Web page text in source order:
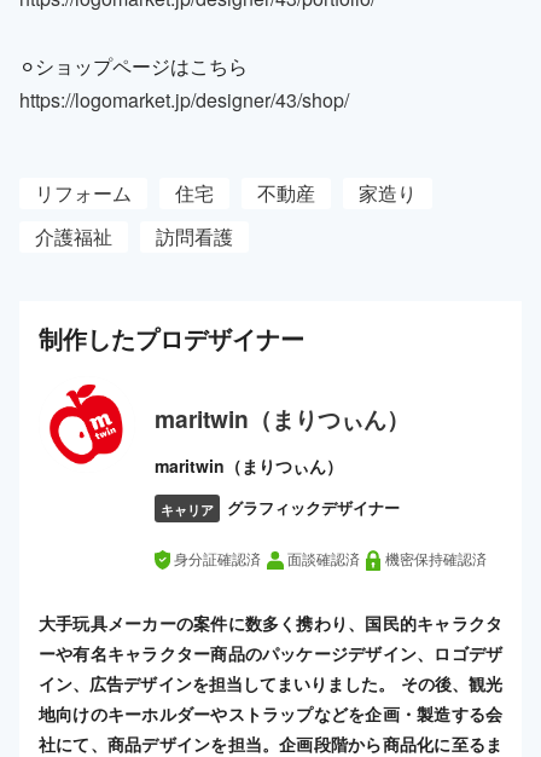
⚪︎ショップページはこちら
https://logomarket.jp/designer/43/shop/
リフォーム 住宅 不動産
家造り
介護福祉
訪問看護
制作したプロデザイナー
maritwin（まりつぃん）
maritwin（まりつぃん）
キャリア グラフィックデザイナー
身分証確認済 面談確認済 機密保持確認済
大手玩具メーカーの案件に数多く携わり、国民的キャラクタ
ーや有名キャラクター商品のパッケージデザイン、ロゴデザ
イン、広告デザインを担当してまいりました。 その後、観光
地向けのキーホルダーやストラップなどを企画・製造する会
社にて、商品デザインを担当。企画段階から商品化に至るま